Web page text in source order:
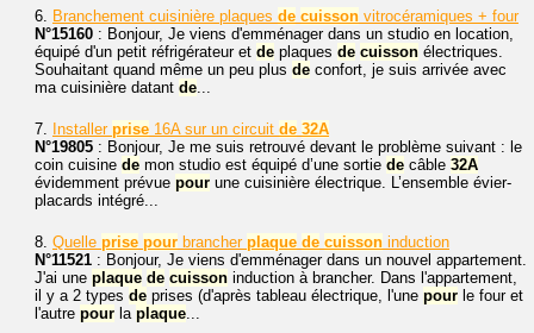
6. Branchement cuisinière plaques de cuisson vitrocéramiques + four
N°15160 : Bonjour, Je viens d'emménager dans un studio en location,
équipé d'un petit réfrigérateur et de plaques de cuisson électriques.
Souhaitant quand même un peu plus de confort, je suis arrivée avec
ma cuisinière datant de...
7. Installer prise 16A sur un circuit de 32A
N°19805 : Bonjour, Je me suis retrouvé devant le problème suivant : le
coin cuisine de mon studio est équipé d’une sortie de câble 32A
évidemment prévue pour une cuisinière électrique. L’ensemble évier-
placards intégré...
8. Quelle prise pour brancher plaque de cuisson induction
N°11521 : Bonjour, Je viens d'emménager dans un nouvel appartement.
J'ai une plaque de cuisson induction à brancher. Dans l'appartement,
il y a 2 types de prises (d'après tableau électrique, l'une pour le four et
l'autre pour la plaque...